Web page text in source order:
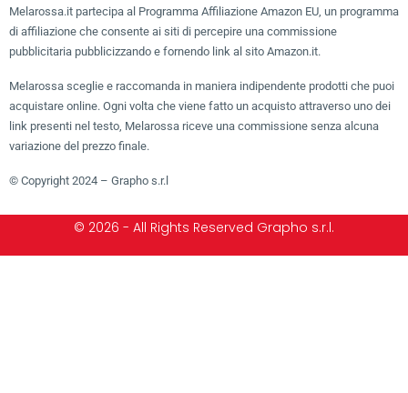
Melarossa.it partecipa al Programma Affiliazione Amazon EU, un programma
di affiliazione che consente ai siti di percepire una commissione
pubblicitaria pubblicizzando e fornendo link al sito Amazon.it.
Melarossa sceglie e raccomanda in maniera indipendente prodotti che puoi
acquistare online. Ogni volta che viene fatto un acquisto attraverso uno dei
link presenti nel testo, Melarossa riceve una commissione senza alcuna
variazione del prezzo finale.
© Copyright 2024 – Grapho s.r.l
© 2026 - All Rights Reserved Grapho s.r.l.